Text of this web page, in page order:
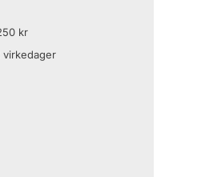
kr
virkedager